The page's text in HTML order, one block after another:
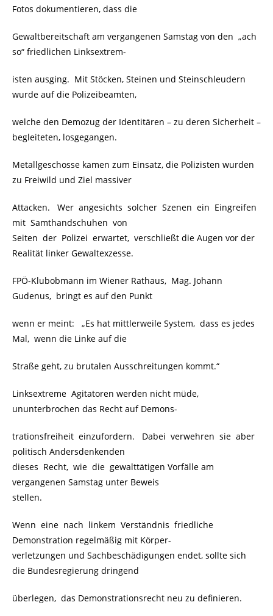
Fotos dokumentieren, dass die
Gewaltbereitschaft am vergangenen Samstag von den „ach
so“ friedlichen Linksextrem-
isten ausging. Mit Stöcken, Steinen und Steinschleudern
wurde auf die Polizeibeamten,
welche den Demozug der Identitären – zu deren Sicherheit –
begleiteten, losgegangen.
Metallgeschosse kamen zum Einsatz, die Polizisten wurden
zu Freiwild und Ziel massiver
Attacken. Wer angesichts solcher Szenen ein Eingreifen
mit Samthandschuhen von
Seiten der Polizei erwartet, verschließt die Augen vor der
Realität linker Gewaltexzesse.
FPÖ-Klubobmann im Wiener Rathaus, Mag. Johann
Gudenus, bringt es auf den Punkt
wenn er meint: „Es hat mittlerweile System, dass es jedes
Mal, wenn die Linke auf die
Straße geht, zu brutalen Ausschreitungen kommt.“
Linksextreme Agitatoren werden nicht müde,
ununterbrochen das Recht auf Demons-
trationsfreiheit einzufordern. Dabei verwehren sie aber
politisch Andersdenkenden
dieses Recht, wie die gewalttätigen Vorfälle am
vergangenen Samstag unter Beweis
stellen.
Wenn eine nach linkem Verständnis friedliche
Demonstration regelmäßig mit Körper-
verletzungen und Sachbeschädigungen endet, sollte sich
die Bundesregierung dringend
überlegen, das Demonstrationsrecht neu zu definieren.